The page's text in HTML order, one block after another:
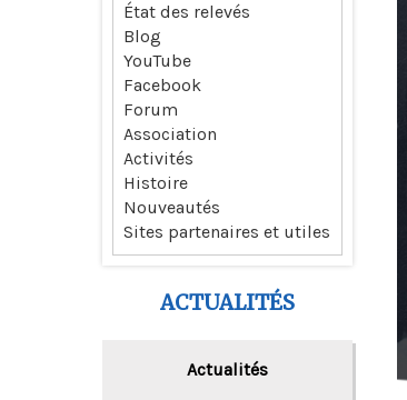
État des relevés
Blog
YouTube
Facebook
Forum
Association
Activités
Histoire
Nouveautés
Sites partenaires et utiles
ACTUALITÉS
Actualités